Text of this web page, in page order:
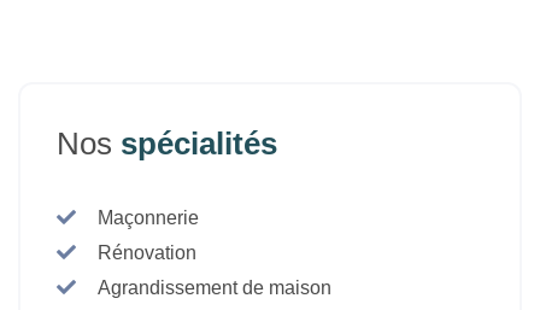
Nos spécialités
Maçonnerie
Rénovation
Agrandissement de maison